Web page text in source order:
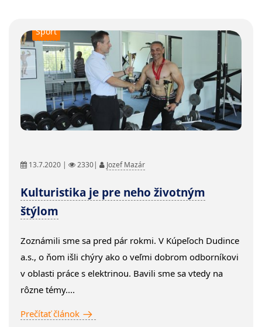
Šport
13.7.2020 | 2330| Jozef Mazár
Kulturistika je pre neho životným
štýlom
Zoznámili sme sa pred pár rokmi. V Kúpeľoch Dudince
a.s., o ňom išli chýry ako o veľmi dobrom odborníkovi
v oblasti práce s elektrinou. Bavili sme sa vtedy na
rôzne témy....
Prečítať článok